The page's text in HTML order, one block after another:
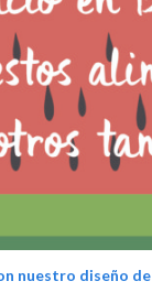
nuestro diseño de